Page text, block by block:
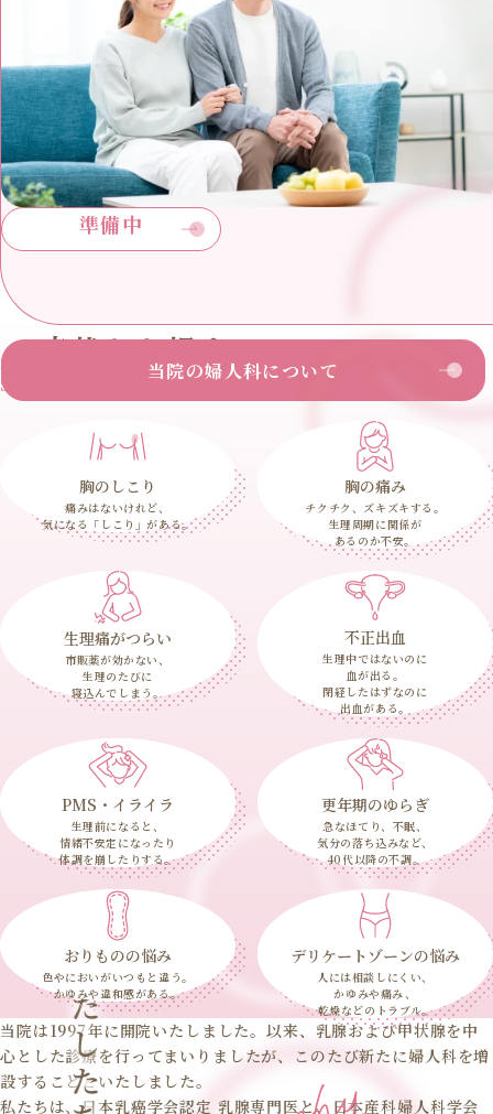
準備中
当院の婦人科について
症状から探す
Search by symptoms
胸のしこり
痛みはないけれど、
気になる「しこり」がある。
胸の痛み
チクチク、ズキズキする。
生理周期に関係が
あるのか不安。
生理痛がつらい
市販薬が効かない、
生理のたびに
寝込んでしまう。
不正出血
生理中ではないのに
血が出る。
閉経したはずなのに
出血がある。
PMS・イライラ
生理前になると、
情緒不安定になったり
体調を崩したりする。
更年期のゆらぎ
急なほてり、不眠、
気分の落ち込みなど、
40代以降の不調。
おりものの悩み
色やにおいがいつもと違う。
かゆみや違和感がある。
デリケートゾーンの悩み
人には相談しにくい、
かゆみや痛み、
乾燥などのトラブル。
当院は1997年に開院いたしました。以来、乳腺および甲状腺を中
心とした診療を行ってまいりましたが、このたび新たに婦人科を増
設することといたしました。
私たちは、日本乳癌学会認定 乳腺専門医と、日本産科婦人科学会